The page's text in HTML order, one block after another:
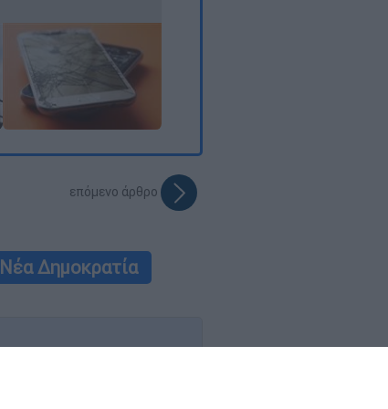
επόμενο άρθρο
Νέα Δημοκρατία